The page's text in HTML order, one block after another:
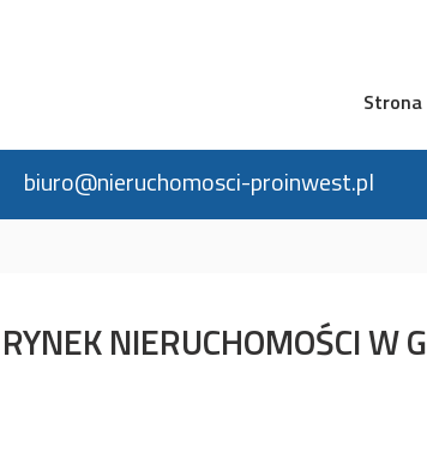
Strona
biuro@nieruchomosci-proinwest.pl
NIERUCHOMOŚCI